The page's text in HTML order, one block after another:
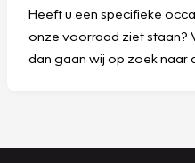
Heeft u een specifieke
onze voorraad ziet staan?
dan gaan wij op zoek naar